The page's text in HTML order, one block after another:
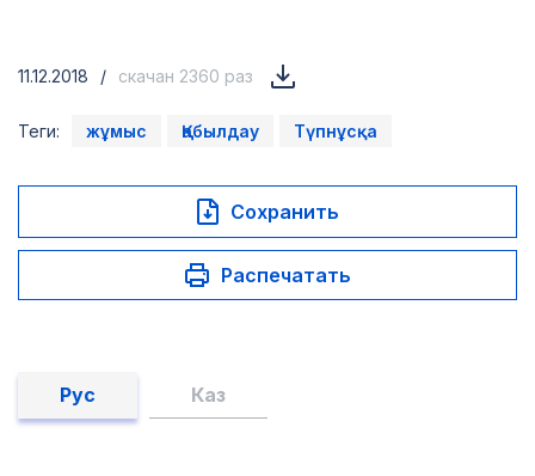
11.12.2018 / скачан 2360 раз
Теги: жұмыс Қабылдау Түпнұсқа
Сохранить
Распечатать
Рус Каз